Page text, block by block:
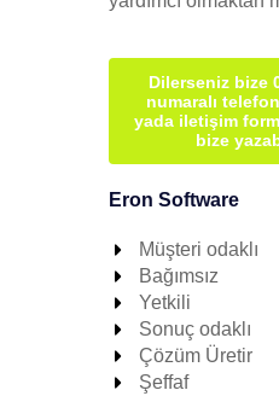
Dilerseniz bize
numaralı
yada iletişim
bize
Eron Software
Müşteri odaklı
Bağımsız
Yetkili
Sonuç odaklı
Çözüm Üretir
Şeffaf